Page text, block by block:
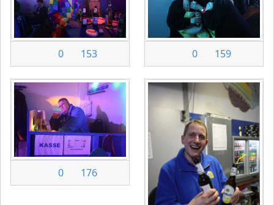
0 153 0 159
0 176